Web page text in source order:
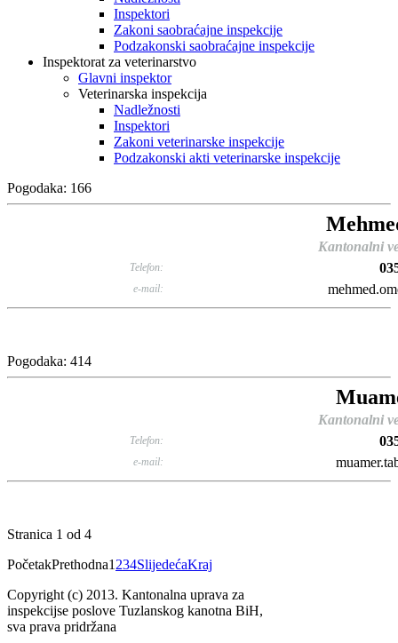
Inspektori
Zakoni saobraćajne inspekcije
Podzakonski saobraćajne inspekcije
Inspektorat za veterinarstvo
Glavni inspektor
Veterinarska inspekcija
Nadležnosti
Inspektori
Zakoni veterinarske inspekcije
Podzakonski akti veterinarske inspekcije
Pogodaka: 166
Kantonalni
Telefon:
e-mail:
Pogodaka: 414
Kantonalni
Telefon:
e-mail:
Stranica 1 od 4
PočetakPrethodna1 234SlijedećaKraj
Copyright (c) 2013. Kantonalna uprava za
inspekcijse poslove Tuzlanskog kanotna BiH,
sva prava pridržana